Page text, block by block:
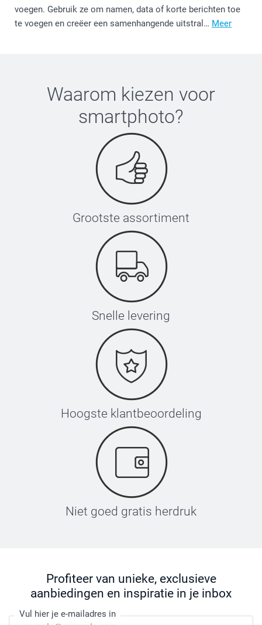
voegen. Gebruik ze om namen, data of korte berichten toe
te voegen en creëer een samenhangende uitstral… Meer
Waarom kiezen voor
smartphoto?
Grootste assortiment
Snelle levering
Hoogste klantbeoordeling
Niet goed gratis herdruk
Profiteer van unieke, exclusieve
aanbiedingen en inspiratie in je inbox
Vul hier je e-mailadres in